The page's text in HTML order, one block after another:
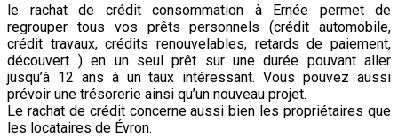
le rachat de crédit consommation à Ernée permet de
regrouper tous vos prêts personnels (crédit automobile,
crédit travaux, crédits renouvelables, retards de paiement,
découvert…) en un seul prêt sur une durée pouvant aller
jusqu’à 12 ans à un taux intéressant. Vous pouvez aussi
prévoir une trésorerie ainsi qu’un nouveau projet.
Le rachat de crédit concerne aussi bien les propriétaires que
les locataires de Évron.